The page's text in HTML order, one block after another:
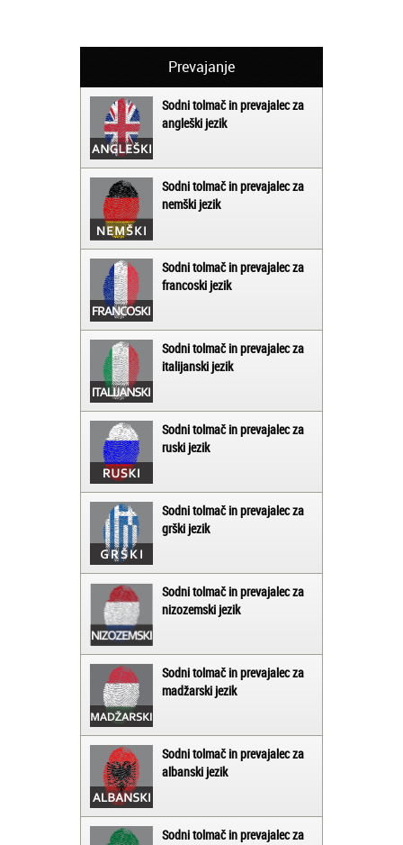
Prevajanje
Sodni tolmač in prevajalec za
angleški jezik
Sodni tolmač in prevajalec za
nemški jezik
Sodni tolmač in prevajalec za
francoski jezik
Sodni tolmač in prevajalec za
italijanski jezik
Sodni tolmač in prevajalec za
ruski jezik
Sodni tolmač in prevajalec za
grški jezik
Sodni tolmač in prevajalec za
nizozemski jezik
Sodni tolmač in prevajalec za
madžarski jezik
Sodni tolmač in prevajalec za
albanski jezik
Sodni tolmač in prevajalec za